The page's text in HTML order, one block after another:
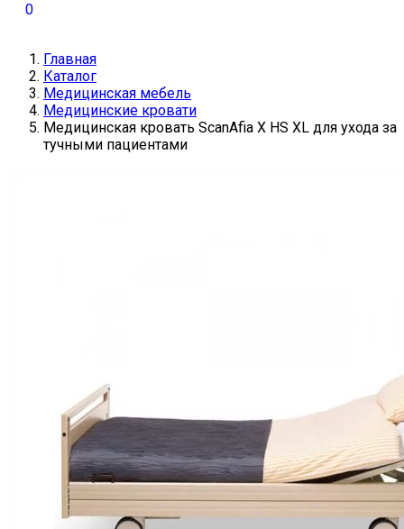
0
Главная
Каталог
Медицинская мебель
Медицинские кровати
Медицинская кровать ScanAfia X HS XL для ухода за
тучными пациентами